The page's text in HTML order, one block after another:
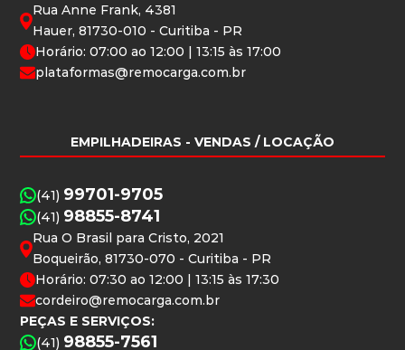
Rua Anne Frank, 4381
Hauer, 81730-010 - Curitiba - PR
Horário: 07:00 ao 12:00 | 13:15 às 17:00
plataformas@remocarga.com.br
EMPILHADEIRAS - VENDAS / LOCAÇÃO
(41) 99701-9705
(41) 98855-8741
Rua O Brasil para Cristo, 2021
Boqueirão, 81730-070 - Curitiba - PR
Horário: 07:30 ao 12:00 | 13:15 às 17:30
cordeiro@remocarga.com.br
PEÇAS E SERVIÇOS:
(41) 98855-7561